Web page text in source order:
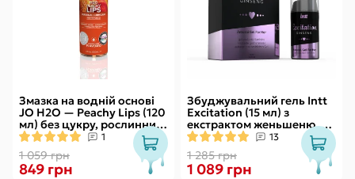
Змазка на водній основі
JO H2O — Peachy Lips (120
мл) без цукру, рослинний
гліцерин
1
1 059 грн
849 грн
Збуджувальний гель Intt
Excitation (15 мл) з
екстрактом женьшеню, з
ефектом вібрації
13
1 285 грн
1 089 грн